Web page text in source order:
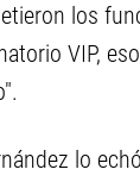
los
VIP,
lo